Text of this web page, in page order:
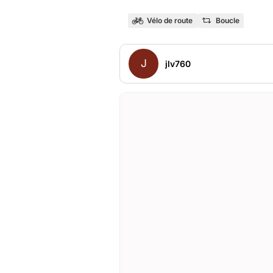
Vélo de route Boucle
J jlv760